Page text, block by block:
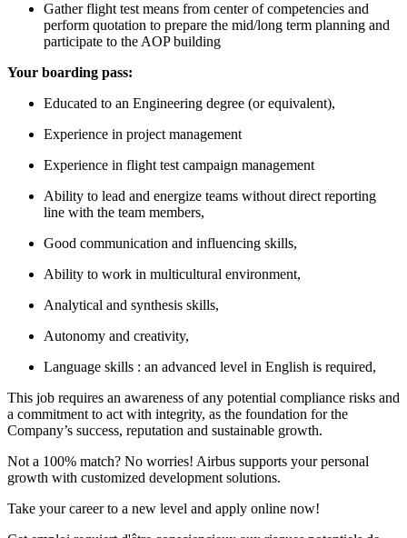
Gather flight test means from center of competencies and
perform quotation to prepare the mid/long term planning and
participate to the AOP building
Your boarding pass:
Educated to an Engineering degree (or equivalent),
Experience in project management
Experience in flight test campaign management
Ability to lead and energize teams without direct reporting
line with the team members,
Good communication and influencing skills,
Ability to work in multicultural environment,
Analytical and synthesis skills,
Autonomy and creativity,
Language skills : an advanced level in English is required,
This job requires an awareness of any potential compliance risks and
a commitment to act with integrity, as the foundation for the
Company’s success, reputation and sustainable growth.
Not a 100% match? No worries! Airbus supports your personal
growth with customized development solutions.
Take your career to a new level and apply online now!